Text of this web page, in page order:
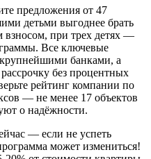
предложения от 47
детьми выгоднее брать
при трех детях —
Все ключевые
банками, а
без процентных
рейтинг компании по
— не менее 17 объектов
о надёжности.
— если не успеть
может измениться!